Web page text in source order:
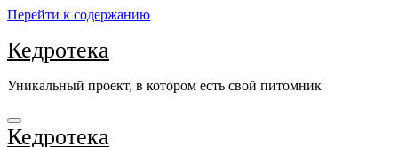
Перейти к содержанию
Кедротека
Уникальный проект, в котором есть свой питомник
Кедротека